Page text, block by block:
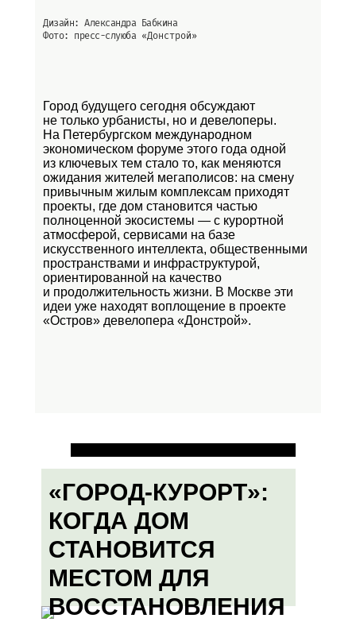
Дизайн: Александра Бабкина
Фото: пресс-слуюба «Донстрой»
Город будущего сегодня обсуждают
не только урбанисты, но и девелоперы.
На Петербургском международном
экономическом форуме этого года одной
из ключевых тем стало то, как меняются
ожидания жителей мегаполисов: на смену
привычным жилым комплексам приходят
проекты, где дом становится частью
полноценной экосистемы — с курортной
атмосферой, сервисами на базе
искусственного интеллекта, общественными
пространствами и инфраструктурой,
ориентированной на качество
и продолжительность жизни. В Москве эти
идеи уже находят воплощение в проекте
«Остров» девелопера «Донстрой».
«ГОРОД-КУРОРТ»:
КОГДА ДОМ
СТАНОВИТСЯ
МЕСТОМ ДЛЯ
ВОССТАНОВЛЕНИЯ